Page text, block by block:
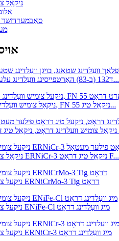
ניקאַל
סאַבמערדזשד
ד132 (ב-83) האַרטפייסינג וועַלדינג עלעקטראָד, סורפאַסינג...
ENiFe-CI ניקאַל צומיש וועַלדינג דראָט, FN 55 ניקאַל טיג...
ניקאַל צומיש וועלדינג דראָט ERNiCr-3 ניקאַל טיג דראָט F...
ניקעל צומיש וועלדינג דראָט ERNiCrMo-3 Tig דראָט
ניקעל צומיש וועַלדינג דראָט ENiFe-Cl מיג וועַלדינג דראָט
ניקעל צומיש וועַלדינג דראָט ERNiCr-3 מיג וועַלדינג דראָט